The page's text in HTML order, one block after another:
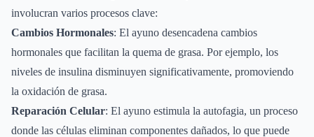
involucran varios procesos clave:
Cambios Hormonales: El ayuno desencadena cambios
hormonales que facilitan la quema de grasa. Por ejemplo, los
niveles de insulina disminuyen significativamente, promoviendo
la oxidación de grasa.
Reparación Celular: El ayuno estimula la autofagia, un proceso
donde las células eliminan componentes dañados, lo que puede